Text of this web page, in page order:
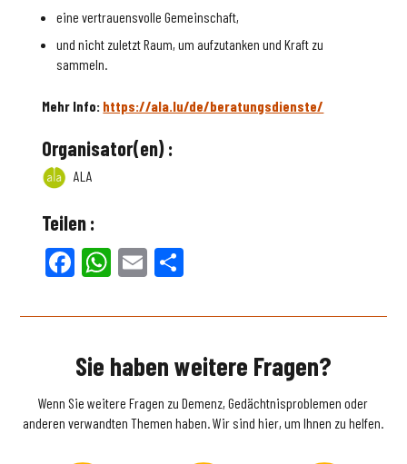
eine vertrauensvolle Gemeinschaft,
und nicht zuletzt Raum, um aufzutanken und Kraft zu
sammeln.
Mehr Info: https://ala.lu/de/beratungsdienste/
Organisator(en) :
ALA
Teilen :
Facebook
WhatsApp
Email
Sie haben weitere Fragen?
Wenn Sie weitere Fragen zu Demenz, Gedächtnisproblemen oder
anderen verwandten Themen haben. Wir sind hier, um Ihnen zu helfen.